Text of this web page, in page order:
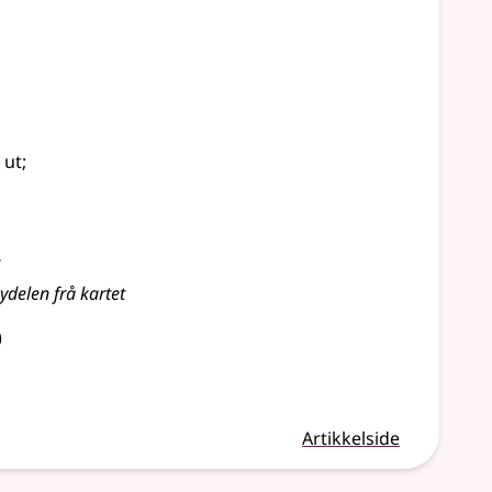
ut;
frå kartet
Artikkelside